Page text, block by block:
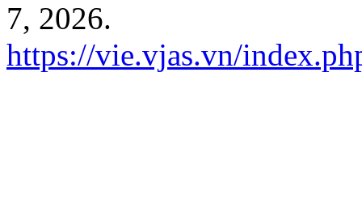
7, 2026.
https://vie.vjas.vn/